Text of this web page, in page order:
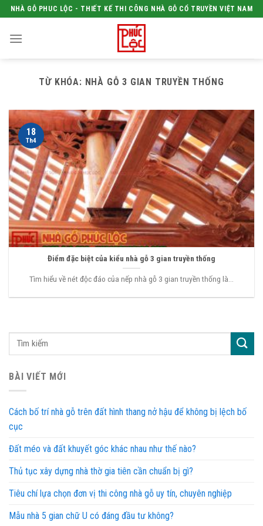
Skip
to
content
NHÀ GỖ PHUC LỘC - THIẾT KẾ THI CÔNG NHÀ GỖ CỔ TRUYỀN VIỆT NAM
TỪ KHÓA: NHÀ GỖ 3 GIAN TRUYỀN THỐNG
Điểm đặc biệt của kiểu nhà gỗ 3 gian truyền thống
Tìm hiểu về nét độc đáo của nếp nhà gỗ 3 gian truyền thống là...
18
Th4
BÀI VIẾT MỚI
Cách bố trí nhà gỗ trên đất hình thang nở hậu để không bị lệch bố
cục
Đất méo và đất khuyết góc khác nhau như thế nào?
Thủ tục xây dựng nhà thờ gia tiên cần chuẩn bị gì?
Tiêu chí lựa chọn đơn vị thi công nhà gỗ uy tín, chuyên nghiệp
Mẫu nhà 5 gian chữ U có đáng đầu tư không?